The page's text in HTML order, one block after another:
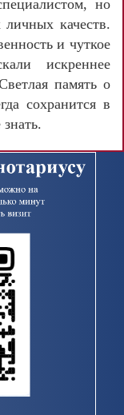
но
качеств.
и чуткое
искреннее
память о
сохранится в
знать.